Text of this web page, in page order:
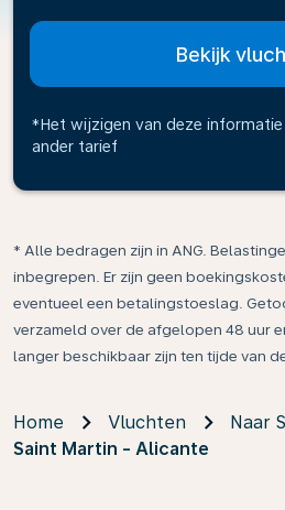
Bekijk
*Het wijzigen van deze informatie
ander tarief
* Alle bedragen zijn in ANG.
inbegrepen. Er zijn geen
eventueel een betalingstoeslag.
verzameld over de afgelopen 48 uur
langer beschikbaar zijn ten tijde van
Home Vluchten
Naar
Saint Martin - Alicante